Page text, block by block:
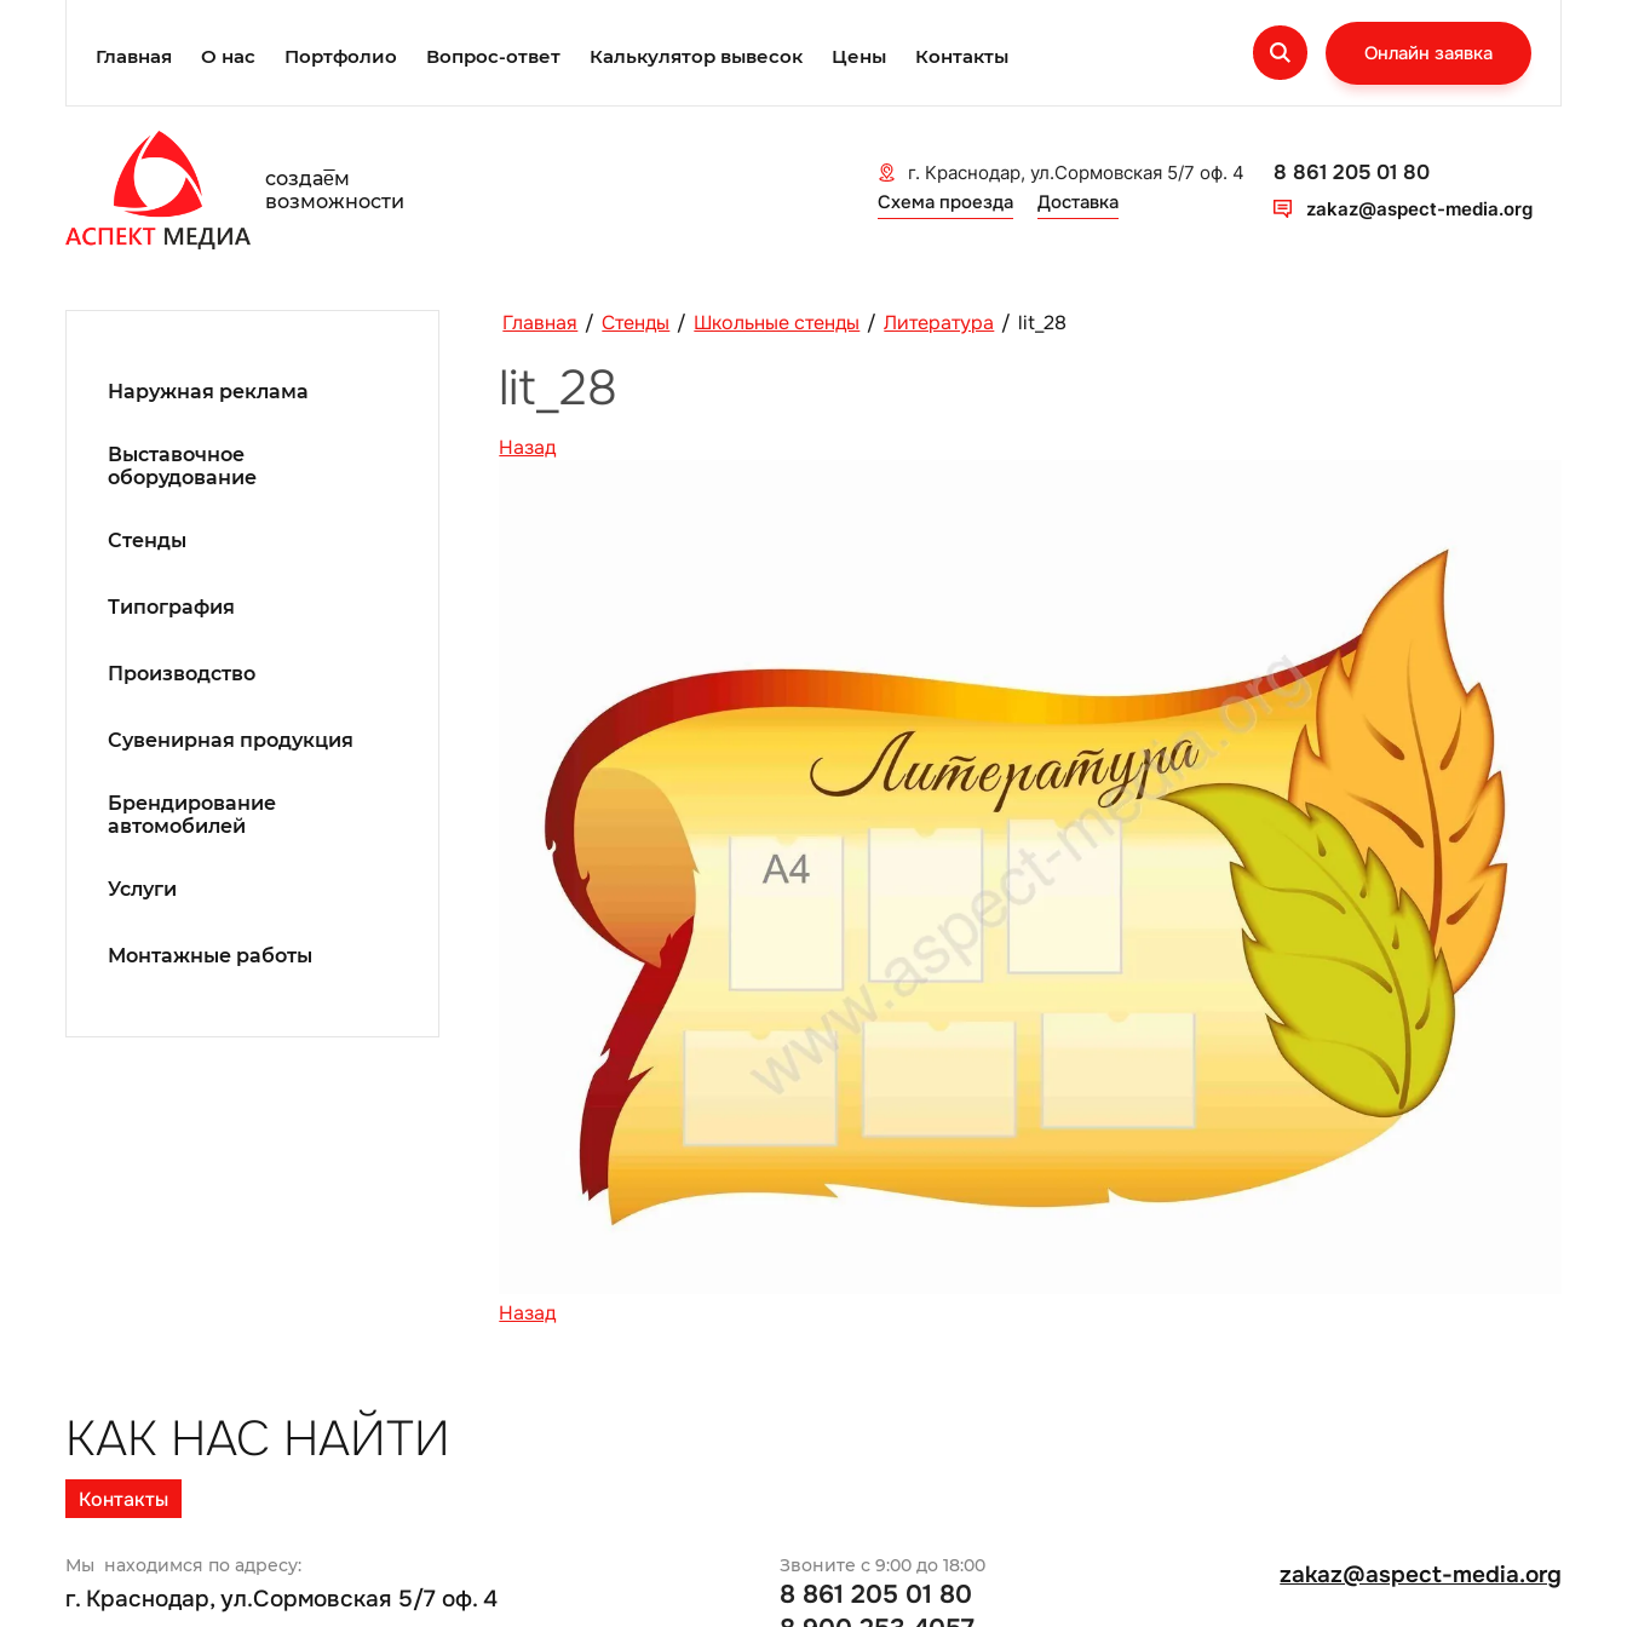
Главная О нас Портфолио Вопрос-ответ Калькулятор вывесок Цены Контакты Онлайн заявка
создаe̅м
возможности
г. Краснодар, ул.Сормовская 5/7 оф. 4
Схема проезда Доставка
8 861 205 01 80
zakaz@aspect-media.org
Наружная реклама
Выставочное
оборудование
Стенды
Типография
Производство
Сувенирная продукция
Брендирование
автомобилей
Услуги
Монтажные работы
Главная / Стенды / Школьные стенды / Литература / lit_28
lit_28
Назад
Назад
КАК НАС НАЙТИ
Контакты
Мы находимся по адресу:
г. Краснодар, ул.Сормовская 5/7 оф. 4
Звоните с 9:00 до 18:00
8 861 205 01 80
zakaz@aspect-media.org